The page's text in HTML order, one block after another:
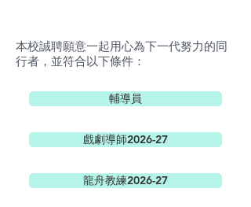
本校誠聘願意一起用心為下一代努力的同
行者，並符合以下條件：
輔導員
戲劇導師2026-27
龍舟教練2026-27